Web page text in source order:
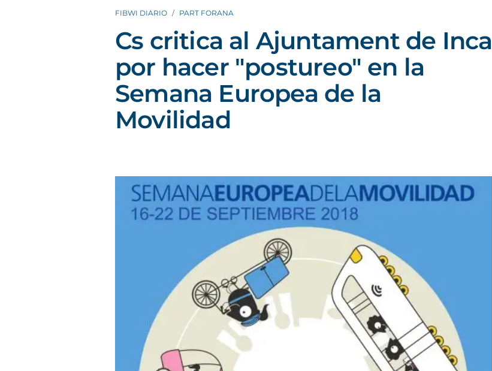
FIBWI DIARIO PART FORANA
Cs critica al Ajuntament de Inca
por hacer "postureo" en la
Semana Europea de la
Movilidad